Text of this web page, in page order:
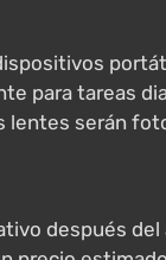
para tareas
lentes serán
después del